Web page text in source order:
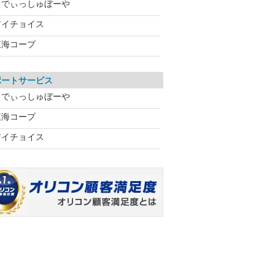
ぃっしゅぼーや
チョイス
コープ
トサービス
ぃっしゅぼーや
コープ
チョイス